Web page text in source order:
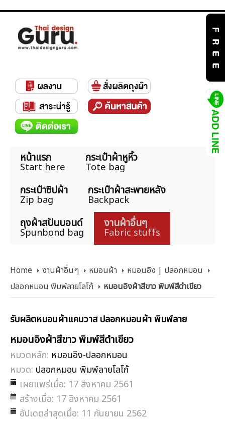
หน้าแรก
Start here
กระเป๋าผ้าหูหิ้ว
Tote bag
กระเป๋าซิปผ้า
Zip bag
กระเป๋าผ้าสะพายหลัง
Backpack
ถุงผ้าสปันบอนด์
Spunbond bag
งานผ้าอื่นๆ
Fabric stuffs
Home งานผ้าอื่นๆ หมอนผ้า
หมอนอิง | ปลอกหมอน
ปลอกหมอน พิมพ์ลายโลโก้
หมอนอิงผ้าสีขาว พิมพ์สีดำเขียว
รับผลิตหมอนผ้าแคนวาส ปลอกหมอนผ้า พิมพ์ลาย
หมอนอิงผ้าสีขาว พิมพ์สีดำเขียว
หมวดหลัก: หมอนอิง-ปลอกหมอน
หมวด: ปลอกหมอน พิมพ์ลายโลโก้
เผยแพร่เมื่อ: 17 สิงหาคม 2561
สร้างเมื่อ: 17 สิงหาคม 2561
อัปเดตล่าสุดเมื่อ: 11 กันยายน 2562